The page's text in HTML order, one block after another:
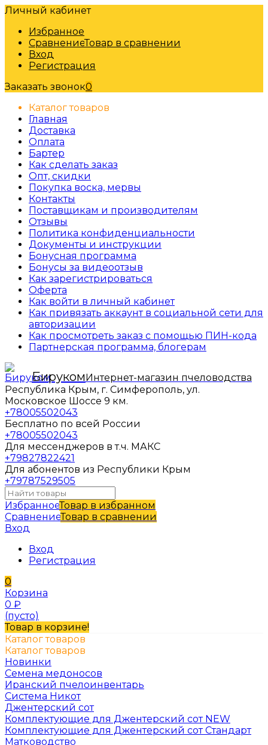
Личный кабинет
Избранное
СравнениеТовар в сравнении
Вход
Регистрация
Заказать звонок0
Каталог товаров
Главная
Доставка
Оплата
Бартер
Как сделать заказ
Опт, скидки
Покупка воска, мервы
Контакты
Поставщикам и производителям
Отзывы
Политика конфиденциальности
Документы и инструкции
Бонусная программа
Бонусы за видеоотзыв
Как зарегистрироваться
Оферта
Как войти в личный кабинет
Как привязать аккаунт в социальной сети для
авторизации
Как просмотреть заказ с помощью ПИН-кода
Партнерская программа, блогерам
БирукомИнтернет-магазин пчеловодства
Республика Крым, г. Симферополь, ул.
Московское Шоссе 9 км.
+78005502043
Бесплатно по всей России
+78005502043
Для мессенджеров в т.ч. МАКС
+79827822421
Для абонентов из Республики Крым
+79787529505
ИзбранноеТовар в избранном
СравнениеТовар в сравнении
Вход
Вход
Регистрация
0
Корзина
0 ₽
(пусто)
Товар в корзине!
Каталог товаров
Каталог товаров
Новинки
Семена медоносов
Иранский пчелоинвентарь
Система Никот
Джентерский сот
Комплектующие для Джентерский сот NEW
Комплектующие для Джентерский сот Стандарт
Матководство